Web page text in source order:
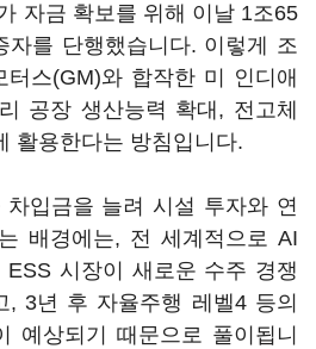
자금 확보를 위해 이날 1조65
자를 단행했습니다. 이렇게 조
터스(GM)와 합작한 미 인디애
공장 생산능력 확대, 전고체
활용한다는 방침입니다.
입금을 늘려 시설 투자와 연
배경에는, 전 세계적으로 AI
시장이 새로운 수주 경쟁
, 3년 후 자율주행 레벨4 등의
예상되기 때문으로 풀이됩니